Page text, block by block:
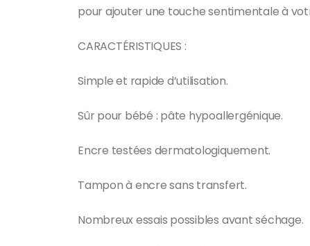
pour ajouter une touche sentimentale à
CARACTÉRISTIQUES :
Simple et rapide d’utilisation.
Sûr pour bébé : pâte hypoallergénique.
Encre testées dermatologiquement.
Tampon à encre sans transfert.
Nombreux essais possibles avant séchage.